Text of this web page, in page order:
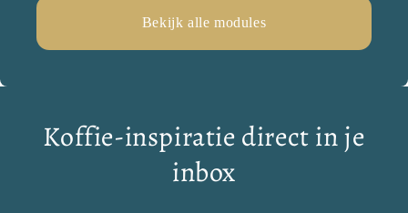
Bekijk alle modules
Koffie-inspiratie direct in je
inbox